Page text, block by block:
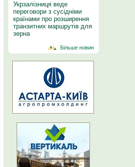
Укрзалізниця веде
переговори з сусідніми
країнами про розширення
транзитних маршрутів для
зерна
Більше новин